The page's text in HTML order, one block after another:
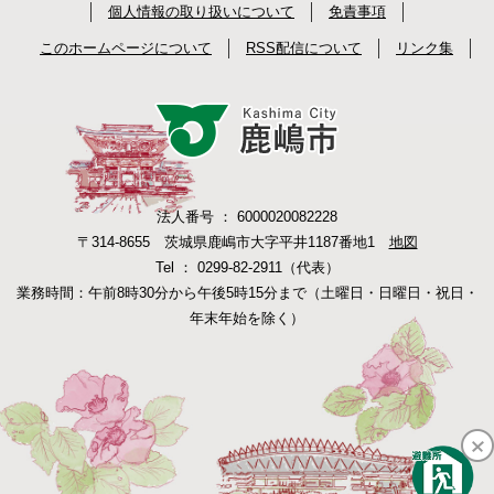
個人情報の取り扱いについて 免責事項
このホームページについて RSS配信について リンク集
法人番号 ： 6000020082228
〒314-8655 茨城県鹿嶋市大字平井1187番地1 地図
Tel ： 0299-82-2911（代表）
業務時間：午前8時30分から午後5時15分まで（土曜日・日曜日・祝日・
年末年始を除く）